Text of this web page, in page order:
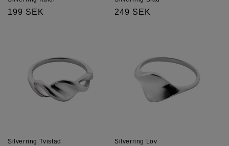
Regular
199 SEK
Regular
249 SEK
Silverring Tvistad Silverring Löv